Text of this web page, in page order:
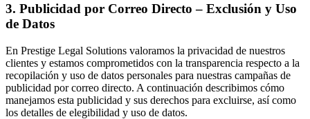
3. Publicidad por Correo Directo – Exclusión y Uso
de Datos
En Prestige Legal Solutions valoramos la privacidad de nuestros
clientes y estamos comprometidos con la transparencia respecto a la
recopilación y uso de datos personales para nuestras campañas de
publicidad por correo directo. A continuación describimos cómo
manejamos esta publicidad y sus derechos para excluirse, así como
los detalles de elegibilidad y uso de datos.